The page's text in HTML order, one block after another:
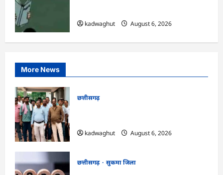
kadwaghut
August 6, 2026
More News
छत्तीसगढ़
kadwaghut
August 6, 2026
छत्तीसगढ़
सुकमा जिला